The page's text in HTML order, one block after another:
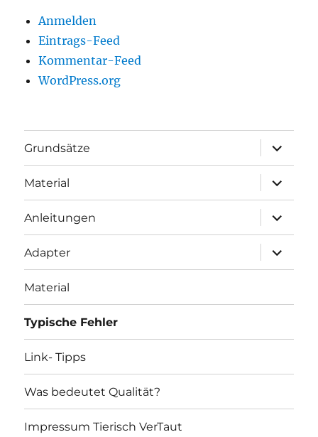
Anmelden
Eintrags-Feed
Kommentar-Feed
WordPress.org
Grundsätze
öffnen
Material
öffnen
Anleitungen
öffnen
Adapter
öffnen
Material
Typische Fehler
Link- Tipps
Was bedeutet Qualität?
Impressum Tierisch VerTaut